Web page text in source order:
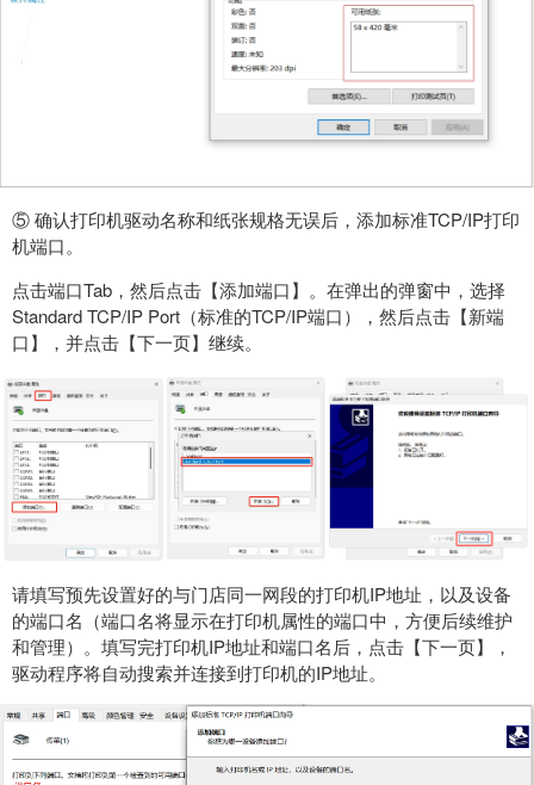
⑤确认打印机驱动名称和纸张规格无误后，添加标准TCP/IP打印
机端口。
点击端口Tab，然后点击【添加端口】。在弹出的弹窗中，选择
Standard TCP/IP Port（标准的TCP/IP端口），然后点击【新端
口】，并点击【下一页】继续。
请填写预先设置好的与门店同一网段的打印机IP地址，以及设备
的端口名（端口名将显示在打印机属性的端口中，方便后续维护
和管理）。填写完打印机IP地址和端口名后，点击【下一页】，
驱动程序将自动搜索并连接到打印机的IP地址。